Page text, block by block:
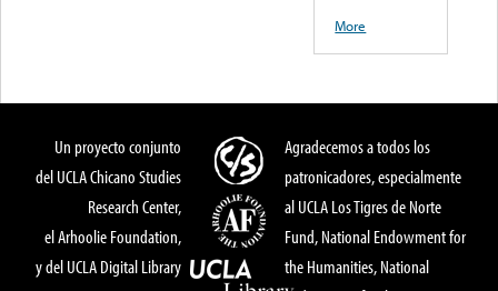
More
Un proyecto conjunto
del UCLA Chicano Studies
Research Center,
el Arhoolie Foundation,
y del UCLA Digital Library
Agradecemos a todos los
patronicadores, especialmente
al UCLA Los Tigres de Norte
Fund, National Endowment for
the Humanities, National